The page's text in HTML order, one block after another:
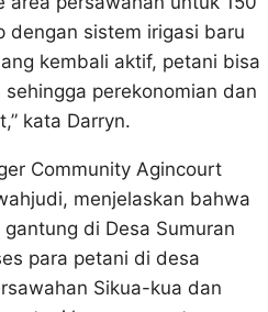
dengan sistem irigasi baru
kembali aktif, petani bisa
perekonomian dan
kata Darryn.
Community Agincourt
menjelaskan bahwa
di Desa Sumuran
para petani di desa
Sikua-kua dan